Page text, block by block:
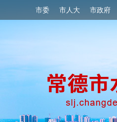
市委 市人大 市政府